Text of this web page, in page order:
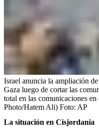
Israel anuncia la ampliación
Gaza luego de cortar las
total en las comunicaciones
Photo/Hatem Ali) Foto: AP
La situación en Cisjordania